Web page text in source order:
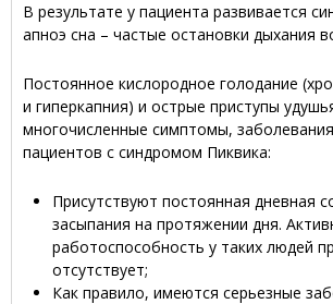
В результате у пациента развивается
апноэ сна – частые остановки дыхания
Постоянное кислородное голодание
и гиперкапния) и острые приступы
многочисленные симптомы,
пациентов с синдромом Пиквика:
Присутствуют постоянная дневная
засыпания на протяжении дня.
работоспособность у таких людей
отсутствует;
Как правило, имеются серьезные